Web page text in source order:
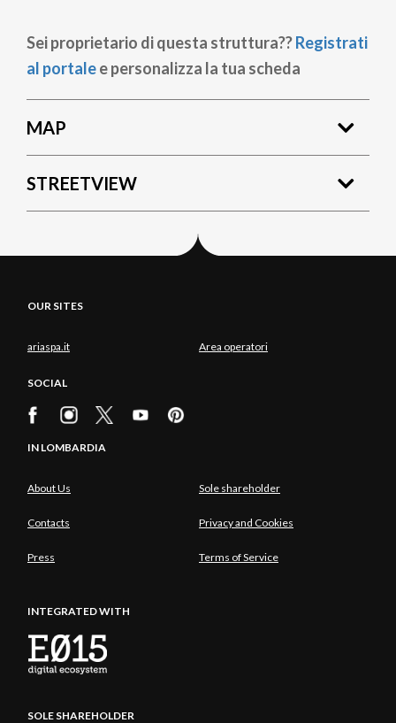
Sei proprietario di questa struttura??Registrati
al portalee personalizza la tua scheda
MAP
STREETVIEW
OUR SITES
ariaspa.it Area operatori
SOCIAL
IN LOMBARDIA
About Us Sole shareholder
Contacts Privacy and Cookies
Press Terms of Service
INTEGRATED WITH
SOLE SHAREHOLDER